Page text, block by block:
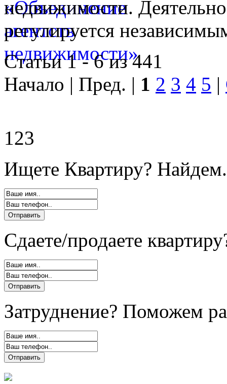
недвижимости.
регулируется
Статьи 1 - 6 из 441
Начало | Пред. | 1 2 3 4 5 |
123
Ищете Квартиру?
Сдаете/продаете
Затруднение? Поможем